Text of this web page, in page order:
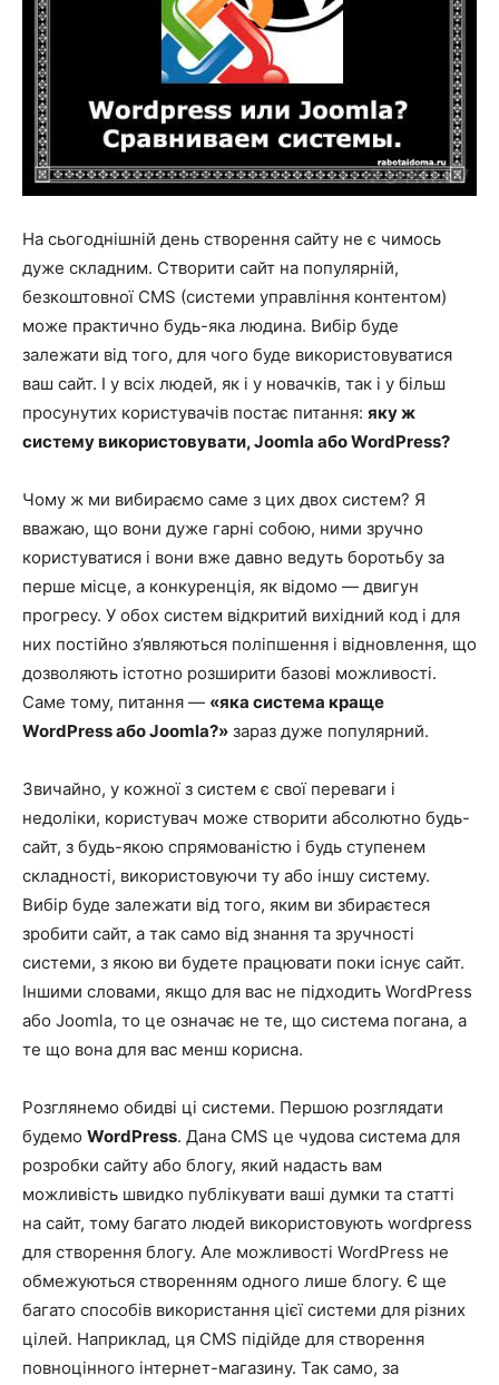
На сьогоднішній день створення сайту не є чимось
дуже складним. Створити сайт на популярній,
безкоштовної CMS (системи управління контентом)
може практично будь-яка людина. Вибір буде
залежати від того, для чого буде використовуватися
ваш сайт. І у всіх людей, як і у новачків, так і у більш
просунутих користувачів постає питання: яку ж
систему використовувати, Joomla або WordPress?
Чому ж ми вибираємо саме з цих двох систем? Я
вважаю, що вони дуже гарні собою, ними зручно
користуватися і вони вже давно ведуть боротьбу за
перше місце, а конкуренція, як відомо — двигун
прогресу. У обох систем відкритий вихідний код і для
них постійно з’являються поліпшення і відновлення, що
дозволяють істотно розширити базові можливості.
Саме тому, питання — «яка система краще
WordPress або Joomla?» зараз дуже популярний.
Звичайно, у кожної з систем є свої переваги і
недоліки, користувач може створити абсолютно будь-
сайт, з будь-якою спрямованістю і будь ступенем
складності, використовуючи ту або іншу систему.
Вибір буде залежати від того, яким ви збираєтеся
зробити сайт, а так само від знання та зручності
системи, з якою ви будете працювати поки існує сайт.
Іншими словами, якщо для вас не підходить WordPress
або Joomla, то це означає не те, що система погана, а
те що вона для вас менш корисна.
Розглянемо обидві ці системи. Першою розглядати
будемо WordPress. Дана CMS це чудова система для
розробки сайту або блогу, який надасть вам
можливість швидко публікувати ваші думки та статті
на сайт, тому багато людей використовують wordpress
для створення блогу. Але можливості WordPress не
обмежуються створенням одного лише блогу. Є ще
багато способів використання цієї системи для різних
цілей. Наприклад, ця CMS підійде для створення
повноцінного інтернет-магазину. Так само, за